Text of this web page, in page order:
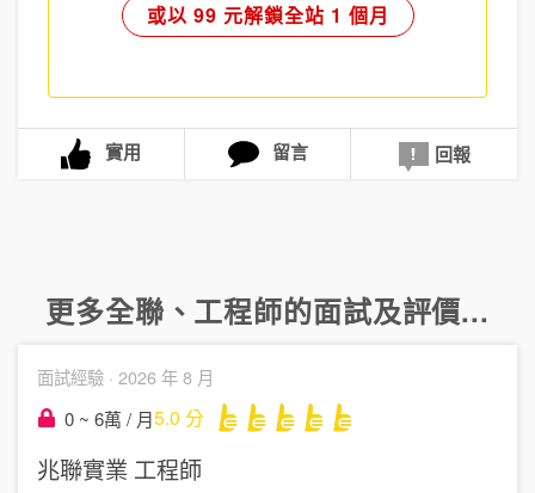
或以 99 元解鎖全站 1 個月
實用 留言 回報
更多全聯、 工程師的面試及評價...
面試經驗 · 2026 年 8 月
0 ~ 6萬 / 月5.0 分
兆聯實業 工程師